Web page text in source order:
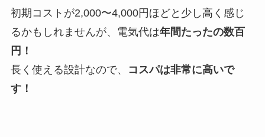
初期コストが2,000〜4,000円ほどと少し高く感じ
るかもしれませんが、電気代は年間たったの数百
円！
長く使える設計なので、
コスパは非常に高いで
す！